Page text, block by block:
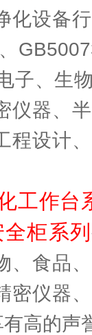
化设备
子、生
仪器、
程设计
工作台
柜系列
、食品
密仪器
高的声